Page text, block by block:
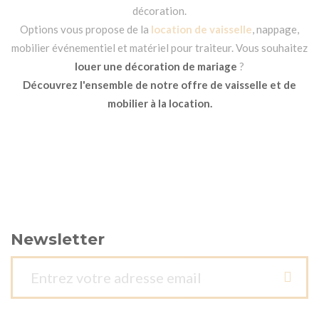
décoration.
Options vous propose de la location de vaisselle, nappage,
mobilier événementiel et matériel pour traiteur. Vous souhaitez
louer une décoration de mariage ?
Découvrez l'ensemble de notre offre de vaisselle et de
mobilier à la location.
Newsletter